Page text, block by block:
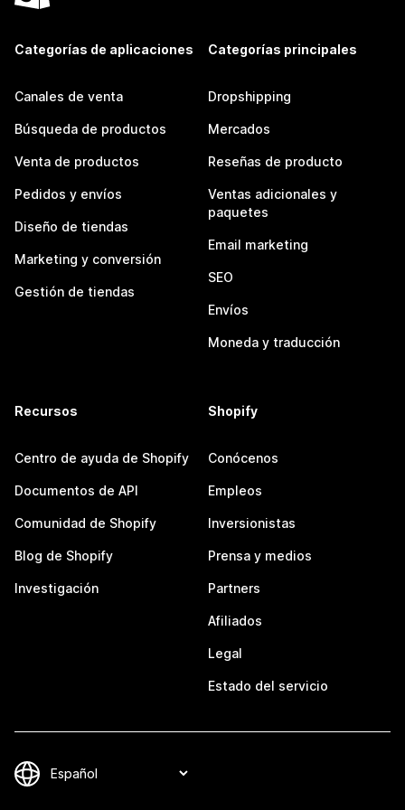
Categorías de aplicaciones
Canales de venta
Búsqueda de productos
Venta de productos
Pedidos y envíos
Diseño de tiendas
Marketing y conversión
Gestión de tiendas
Categorías principales
Dropshipping
Mercados
Reseñas de producto
Ventas adicionales y
paquetes
Email marketing
SEO
Envíos
Moneda y traducción
Recursos
Centro de ayuda de Shopify
Documentos de API
Comunidad de Shopify
Blog de Shopify
Investigación
Shopify
Conócenos
Empleos
Inversionistas
Prensa y medios
Partners
Afiliados
Legal
Estado del servicio